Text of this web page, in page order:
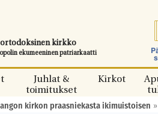
ortodoksinen kirkko
ekumeeninen patriarkaatti
Juhlat &
toimitukset
Kirkot
kirkon praasniekasta ikimuistoisen »